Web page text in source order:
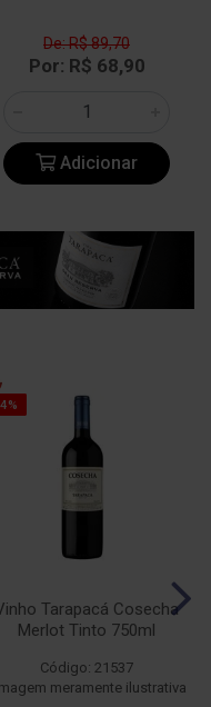
De: R$ 89,70
Por: R$ 68,90
Adicionar
Tarapacá Cosecha
Merlot Tinto 750ml
Código: 21537
meramente ilustrativa